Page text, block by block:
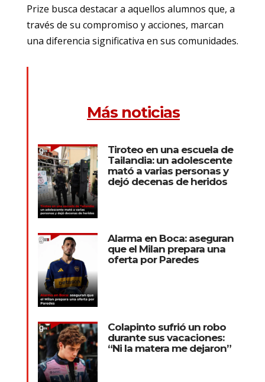
Prize busca destacar a aquellos alumnos que, a
través de su compromiso y acciones, marcan
una diferencia significativa en sus comunidades.
Más noticias
Tiroteo en una escuela de
Tailandia: un adolescente
mató a varias personas y
dejó decenas de heridos
Alarma en Boca: aseguran
que el Milan prepara una
oferta por Paredes
Colapinto sufrió un robo
durante sus vacaciones:
“Ni la matera me dejaron”